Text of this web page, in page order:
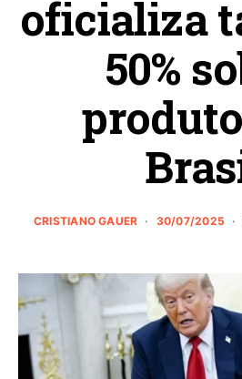
oficializa
50%
CRISTIANO GAUER 30/07/2025